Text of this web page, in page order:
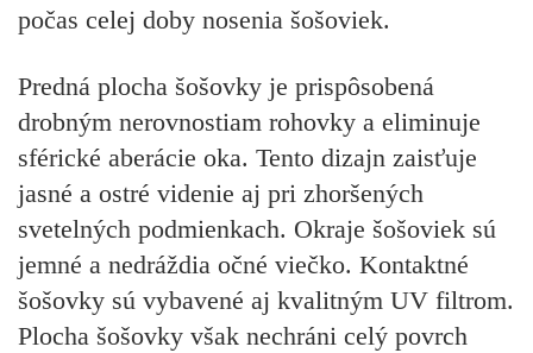
počas celej doby nosenia šošoviek.
Predná plocha šošovky je prispôsobená
drobným nerovnostiam rohovky a eliminuje
sférické aberácie oka. Tento dizajn zaisťuje
jasné a ostré videnie aj pri zhoršených
svetelných podmienkach. Okraje šošoviek sú
jemné a nedráždia očné viečko. Kontaktné
šošovky sú vybavené aj kvalitným UV filtrom.
Plocha šošovky však nechráni celý povrch